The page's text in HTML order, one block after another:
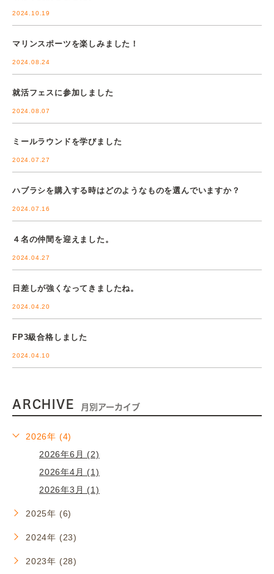
2024.10.19
マリンスポーツを楽しみました！
2024.08.24
就活フェスに参加しました
2024.08.07
ミールラウンドを学びました
2024.07.27
ハブラシを購入する時はどのようなものを選んでいますか？
2024.07.16
４名の仲間を迎えました。
2024.04.27
日差しが強くなってきましたね。
2024.04.20
FP3級合格しました
2024.04.10
ARCHIVE 月別アーカイブ
2026年 (4)
2026年6月 (2)
2026年4月 (1)
2026年3月 (1)
2025年 (6)
2024年 (23)
2023年 (28)